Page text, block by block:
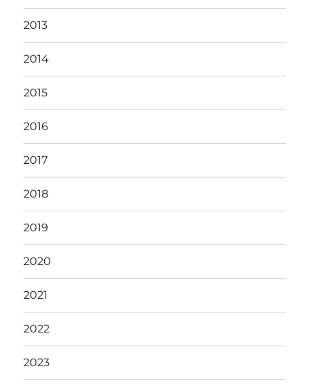
2013
2014
2015
2016
2017
2018
2019
2020
2021
2022
2023